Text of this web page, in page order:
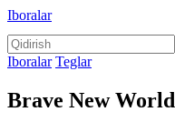
Iboralar
Iboralar Teglar
Brave New World